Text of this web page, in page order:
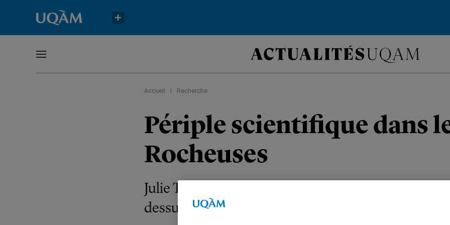
Accueil Recherche
Périple scientifique dans
Rocheuses
Julie Thériault et son équipe s’intéressent aux
dessus de la ligne de partage des eaux.